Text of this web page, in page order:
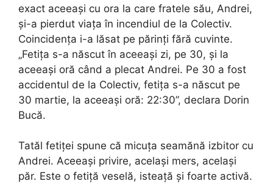
exact aceeași cu ora la care fratele său, Andrei,
și-a pierdut viața în incendiul de la Colectiv.
Coincidența i-a lăsat pe părinți fără cuvinte.
„Fetița s-a născut în aceeași zi, pe 30, și la
aceeași oră când a plecat Andrei. Pe 30 a fost
accidentul de la Colectiv, fetița s-a născut pe
30 martie, la aceeași oră: 22:30”, declara Dorin
Bucă.
Tatăl fetiței spune că micuța seamănă izbitor cu
Andrei. Aceeași privire, același mers, același
păr. Este o fetiță veselă, isteață și foarte activă.